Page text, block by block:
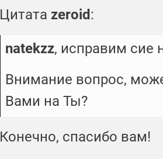
Цитата zeroid :
natekzz, исправим сие
Внимание вопрос,
Вами на Ты?
Конечно, спасибо вам!